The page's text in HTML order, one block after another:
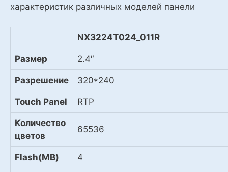
характеристик различных моделей панели
NX3224T024_011R
Размер 2.4″
Разрешение 320*240
Touch Panel RTP
Количество
цветов
65536
Flash(MB) 4